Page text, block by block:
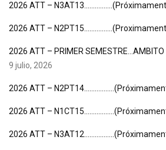
2026 ATT –
2026 ATT –
2026 ATT – PRIMER SEMESTRE…AMBITO
9 julio, 2026
2026 ATT –
2026 ATT –
2026 ATT –